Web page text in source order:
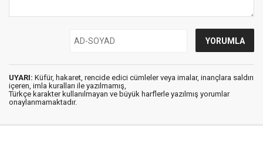
UYARI: Küfür, hakaret, rencide edici cümleler veya imalar, inançlara saldırı
içeren, imla kuralları ile yazılmamış,
Türkçe karakter kullanılmayan ve büyük harflerle yazılmış yorumlar
onaylanmamaktadır.